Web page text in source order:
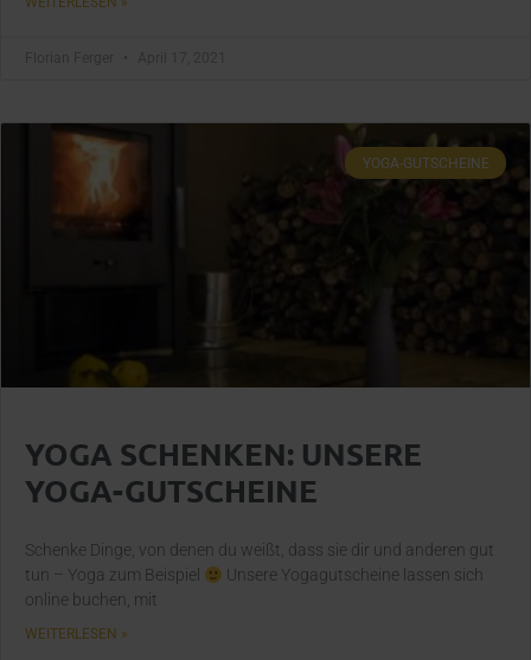
YOGA-GUTSCHEINE
YOGA SCHENKEN: UNSERE
YOGA-GUTSCHEINE
Schenke Dinge, von denen du weißt, dass sie dir und anderen gut
tun – Yoga zum Beispiel
Unsere Yogagutscheine lassen sich
online buchen, mit
WEITERLESEN »